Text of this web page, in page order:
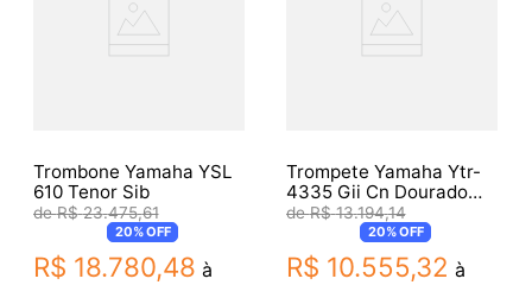
Trombone Yamaha YSL
610 Tenor Sib
R$ 23.475,61
20%OFF
R$ 18.780,48 à
Trompete Yamaha Ytr-
4335 Gii Cn Dourado
Laqueado Bb
R$ 13.194,14
20%OFF
R$ 10.555,32 à